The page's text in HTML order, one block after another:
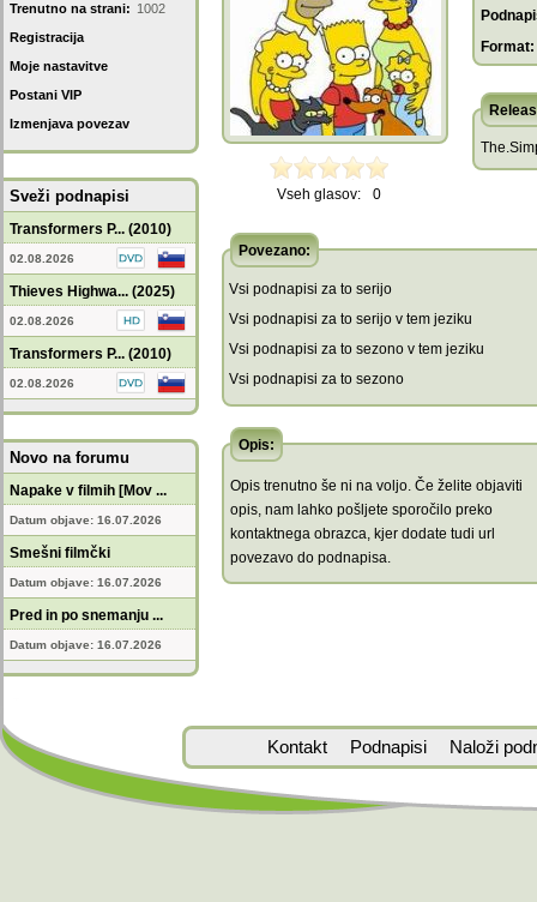
Trenutno na strani: 1002
Registracija
Moje nastavitve
Postani VIP
Izmenjava povezav
Sveži podnapisi
Transformers P... (2010)
02.08.2026
Thieves Highwa... (2025)
02.08.2026
Transformers P... (2010)
02.08.2026
Novo na forumu
Napake v filmih [Mov ...
Datum objave: 16.07.2026
Smešni filmčki
Datum objave: 16.07.2026
Pred in po snemanju ...
Datum objave: 16.07.2026
Vseh glasov: 0
Format:
Povezano:
Vsi podnapisi za to serijo
Vsi podnapisi za to serijo v tem jeziku
Vsi podnapisi za to sezono v tem jeziku
Vsi podnapisi za to sezono
Opis:
Opis trenutno še ni na voljo. Če želite objaviti
opis, nam lahko pošljete sporočilo preko
kontaktnega obrazca, kjer dodate tudi url
povezavo do podnapisa.
Kontakt Podnapisi Naloži